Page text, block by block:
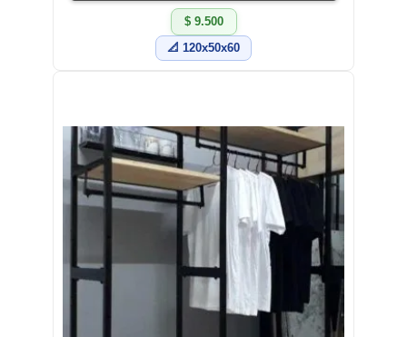
$ 9.500
📐 120x50x60